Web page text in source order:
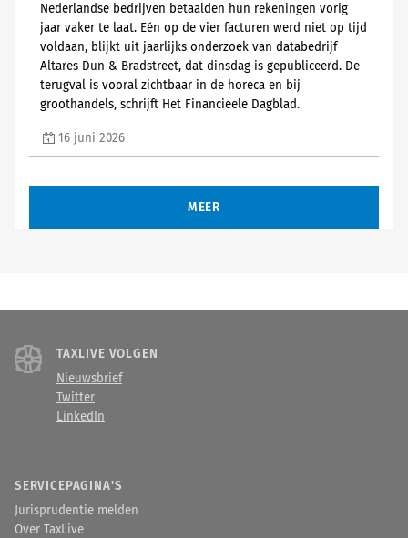
Nederlandse bedrijven betaalden hun rekeningen vorig
jaar vaker te laat. Eén op de vier facturen werd niet op tijd
voldaan, blijkt uit jaarlijks onderzoek van databedrijf
Altares Dun & Bradstreet, dat dinsdag is gepubliceerd. De
terugval is vooral zichtbaar in de horeca en bij
groothandels, schrijft Het Financieele Dagblad.
16 juni 2026
MEER
TAXLIVE VOLGEN
Nieuwsbrief
Twitter
LinkedIn
SERVICEPAGINA'S
Jurisprudentie melden
Over TaxLive